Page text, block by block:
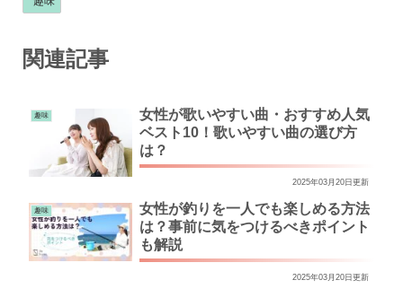
関連記事
趣味
女性が歌いやすい曲・おすすめ人気
ベスト10！歌いやすい曲の選び方
は？
2025年03月20日更新
趣味
女性が釣りを一人でも楽しめる方法
は？事前に気をつけるべきポイント
も解説
2025年03月20日更新